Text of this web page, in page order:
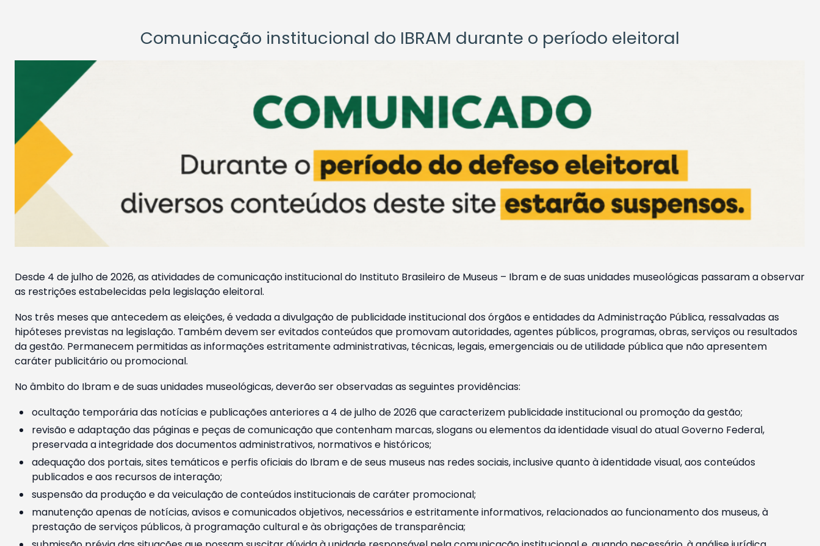
Comunicação institucional do IBRAM durante o período eleitoral
Desde 4 de julho de 2026, as atividades de comunicação institucional do Instituto Brasileiro de Museus – Ibram e de suas unidades museológicas passaram a observar
as restrições estabelecidas pela legislação eleitoral.
Nos três meses que antecedem as eleições, é vedada a divulgação de publicidade institucional dos órgãos e entidades da Administração Pública, ressalvadas as
hipóteses previstas na legislação. Também devem ser evitados conteúdos que promovam autoridades, agentes públicos, programas, obras, serviços ou resultados
da gestão. Permanecem permitidas as informações estritamente administrativas, técnicas, legais, emergenciais ou de utilidade pública que não apresentem
caráter publicitário ou promocional.
No âmbito do Ibram e de suas unidades museológicas, deverão ser observadas as seguintes providências:
ocultação temporária das notícias e publicações anteriores a 4 de julho de 2026 que caracterizem publicidade institucional ou promoção da gestão;
revisão e adaptação das páginas e peças de comunicação que contenham marcas, slogans ou elementos da identidade visual do atual Governo Federal,
preservada a integridade dos documentos administrativos, normativos e históricos;
adequação dos portais, sites temáticos e perfis oficiais do Ibram e de seus museus nas redes sociais, inclusive quanto à identidade visual, aos conteúdos
publicados e aos recursos de interação;
suspensão da produção e da veiculação de conteúdos institucionais de caráter promocional;
manutenção apenas de notícias, avisos e comunicados objetivos, necessários e estritamente informativos, relacionados ao funcionamento dos museus, à
prestação de serviços públicos, à programação cultural e às obrigações de transparência;